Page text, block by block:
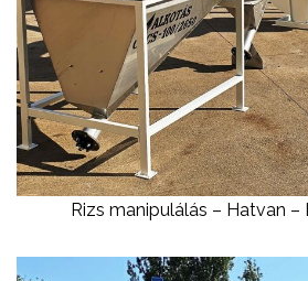
Rizs manipulálás – Hatvan –